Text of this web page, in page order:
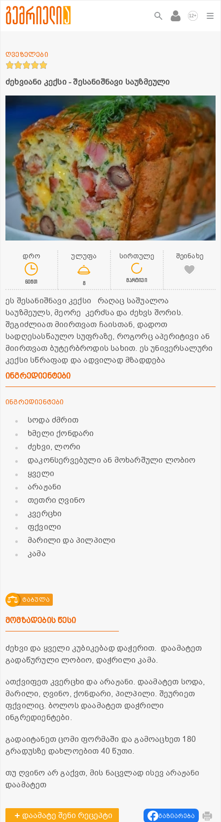
12+
ძეხვიანი კექსი - შესანიშნავი საუზმეული
ღვეზელები
დრო
60წთ
ულუფა
8
სირთულე
მარტივი
შეინახე
ეს შესანიშნავი კექსი რაღაც საშუალოა
საუზმეულს, მეორე კერძსა და ძეხვს შორის.
შეგიძლიათ მიირთვათ ჩაისთან, დადოთ
სადღესასწაულო სუფრაზე, როგორც აპერიტივი ან
მიირთვათ ბუტერბროდის სახით. ეს უნივერსალური
კექსი სწრაფად და ადვილად მზადდება
ინგრედიენტები
ინგრედიენტები
სოდა ძმრით
ხმელი ქონდარი
ძეხვი, ლორი
დაკონსერვებული ან მოხარშული ლობიო
ყველი
არაჟანი
თეთრი ღვინო
კვერცხი
ფქვილი
მარილი და პილპილი
კამა
ტაბულა
მომზადების წესი
ძეხვი და ყველი კუბიკებად დაჭერით. დაამატეთ
გადაწურული ლობიო, დაჭრილი კამა.
ათქვიფეთ კვერცხი და არაჟანი. დაამატეთ სოდა,
მარილი, ღვინო, ქონდარი, პილპილი. შეურიეთ
ფქვილიც. ბოლოს დაამატეთ დაჭრილი
ინგრედიენტები.
გადაიტანეთ ცომი ფორმაში და გამოაცხეთ 180
გრადუსზე დახლოებით 40 წუთი.
თუ ღვინო არ გაქვთ, მის ნაცვლად ისევ არაჟანი
დაამატეთ
დაამატე შენი რეცეპტი გაზიარება